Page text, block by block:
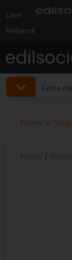
Live
Network
Home » Shop
/